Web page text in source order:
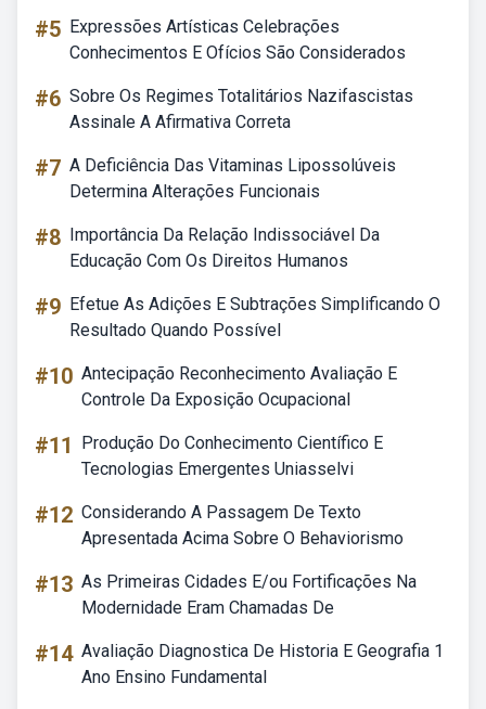
#5 Expressões Artísticas Celebrações
Conhecimentos E Ofícios São Considerados
#6 Sobre Os Regimes Totalitários Nazifascistas
Assinale A Afirmativa Correta
#7 A Deficiência Das Vitaminas Lipossolúveis
Determina Alterações Funcionais
#8 Importância Da Relação Indissociável Da
Educação Com Os Direitos Humanos
#9 Efetue As Adições E Subtrações Simplificando O
Resultado Quando Possível
#10 Antecipação Reconhecimento Avaliação E
Controle Da Exposição Ocupacional
#11
Produção Do Conhecimento Científico E
Tecnologias Emergentes Uniasselvi
#12 Considerando A Passagem De Texto
Apresentada Acima Sobre O Behaviorismo
#13 As Primeiras Cidades E/ou Fortificações Na
Modernidade Eram Chamadas De
#14 Avaliação Diagnostica De Historia E Geografia 1
Ano Ensino Fundamental